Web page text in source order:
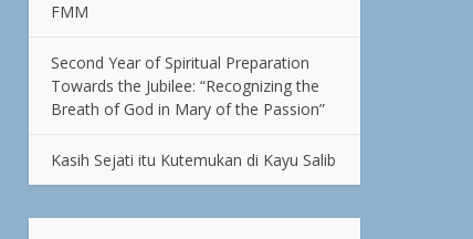
FMM
Second Year of Spiritual Preparation
Towards the Jubilee: “Recognizing the
Breath of God in Mary of the Passion”
Kasih Sejati itu Kutemukan di Kayu Salib